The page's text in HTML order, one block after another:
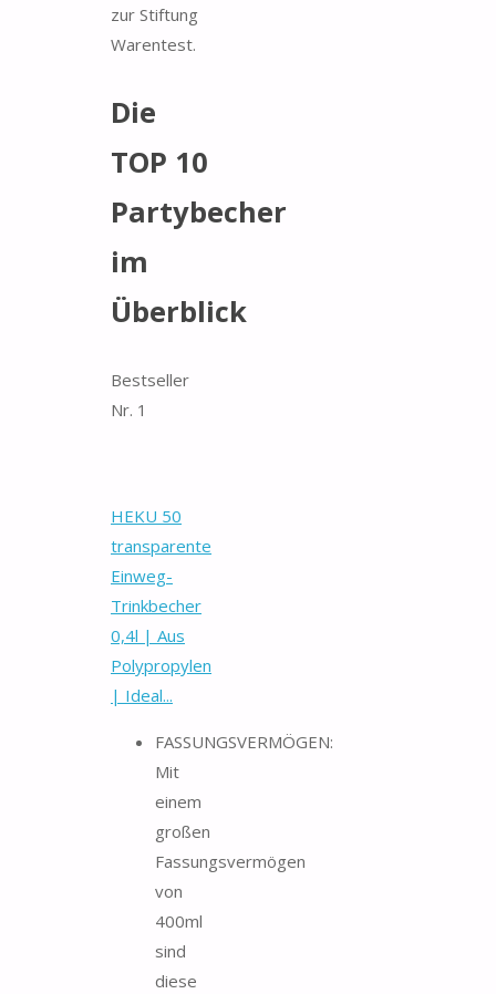
zur Stiftung
Warentest.
Die
TOP 10
Partybecher
im
Überblick
Bestseller
Nr. 1
HEKU 50
transparente
Einweg-
Trinkbecher
0,4l | Aus
Polypropylen
| Ideal...
FASSUNGSVERMÖGEN:
Mit
einem
großen
Fassungsvermögen
von
400ml
sind
diese